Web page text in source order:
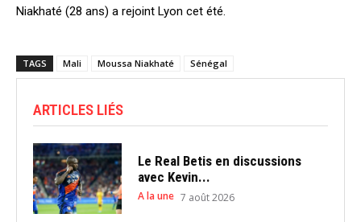
Niakhaté (28 ans) a rejoint Lyon cet été.
TAGS Mali Moussa Niakhaté Sénégal
ARTICLES LIÉS
Le Real Betis en discussions
avec Kevin...
A la une 7 août 2026